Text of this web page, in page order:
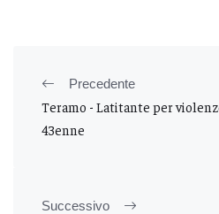
Precedente
Teramo - Latitante per
43enne
Successivo